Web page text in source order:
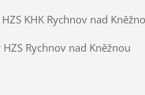
KHK Rychnov nad
Rychnov nad Kněžnou